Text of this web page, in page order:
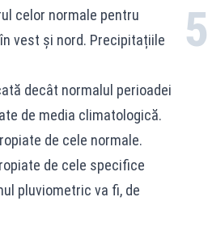
celor normale pentru
vest și nord. Precipitațiile
decât normalul perioadei
de media climatologică.
de cele normale.
de cele specifice
pluviometric va fi, de
5